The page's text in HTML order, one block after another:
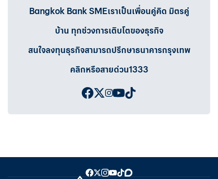
Bangkok Bank SMEเราเป็นเพื่อนคู่คิด มิตรคู่
บ้าน ทุกช่วงการเติบโตของธุรกิจ
สนใจลงทุนธุรกิจสามารถปรึกษาธนาคารกรุงเทพ
คลิกหรือสายด่วน1333